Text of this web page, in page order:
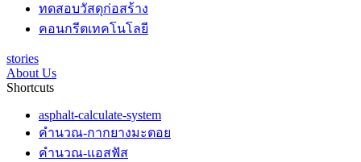
ทดสอบวัสดุก่อสร้าง
คอนกรีตเทคโนโลยี
stories
About Us
Shortcuts
asphalt-calculate-system
คำนวณ-กากยางมะตอย
คำนวณ-แอสฟัส